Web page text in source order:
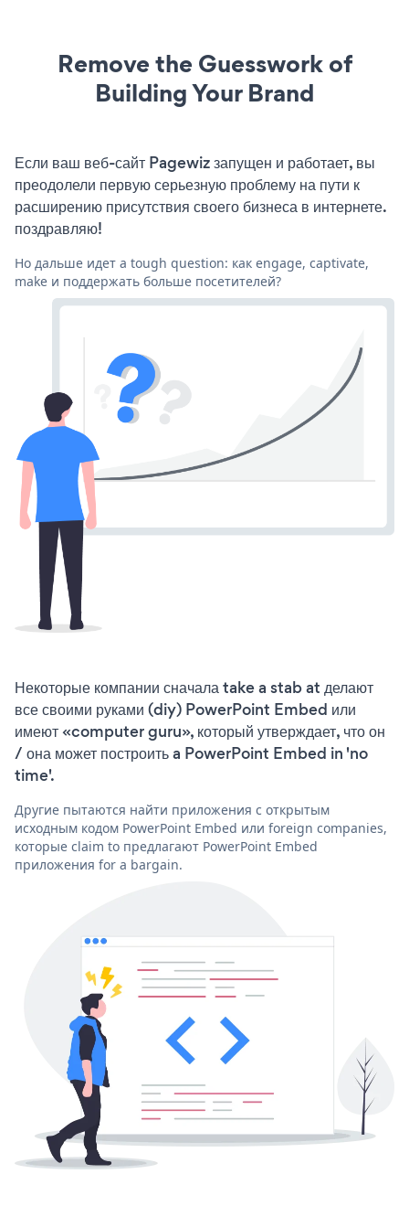
Remove the Guesswork of
Building Your Brand
Если ваш веб-сайт Pagewiz запущен и работает, вы
преодолели первую серьезную проблему на пути к
расширению присутствия своего бизнеса в интернете.
поздравляю!
Но дальше идет a tough question: как engage, captivate,
make и поддержать больше посетителей?
Некоторые компании сначала take a stab at делают
все своими руками (diy) PowerPoint Embed или
имеют «computer guru», который утверждает, что он
/ она может построить a PowerPoint Embed in 'no
time'.
Другие пытаются найти приложения с открытым
исходным кодом PowerPoint Embed или foreign companies,
которые claim to предлагают PowerPoint Embed
приложения for a bargain.